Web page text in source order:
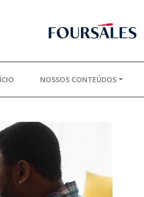
NOSSOS CONTEÚDOS